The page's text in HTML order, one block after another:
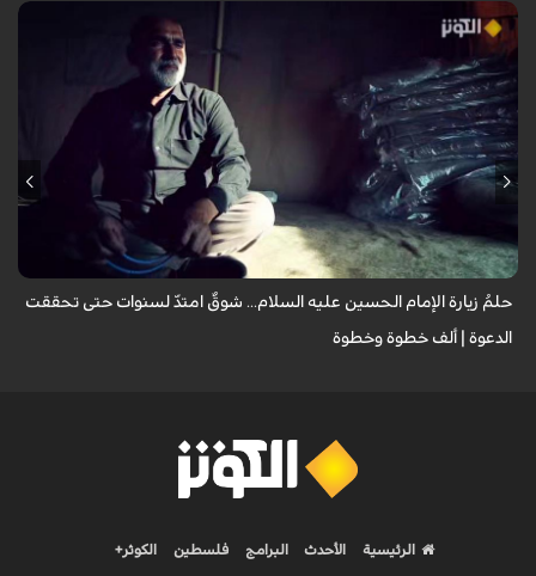
يروي عددٌ من الزائرين مشاعر الشوق التي لازمتهم لسنوات وهم يتمنون زيارة
الإمام الحسين عليه السلام، مؤكدين أن العقبات المادية والظروف الشخصية لم
حلمُ زيارة الإمام الحسين عليه السلام... شوقٌ امتدّ لسنوات حتى تحققت
الدعوة | ألف خطوة وخطوة
الرئيسية الأحدث البرامج فلسطين الكوثر+